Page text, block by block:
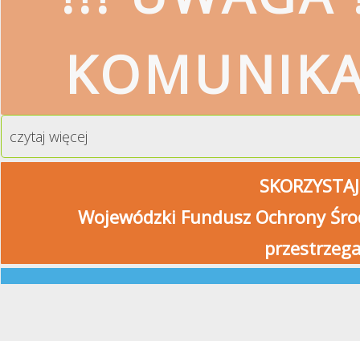
czytaj więcej
Wojewódzki Fundusz Ochrony